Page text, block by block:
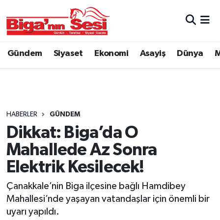
Gündem Siyaset Ekonomi Asayiş Dünya
HABERLER GÜNDEM
Dikkat: Biga’da O
Mahallede Az Sonra
Elektrik Kesilecek!
Çanakkale’nin Biga ilçesine bağlı Hamdibey
Mahallesi’nde yaşayan vatandaşlar için önemli bir
uyarı yapıldı.
Asayiş
Belediye
Dünya
Eğitim
Ekonomi
Genel
Çanakkale Hava Durumu
Tüm Manşetler
Son Dakika Haberleri
Haber Arşivi